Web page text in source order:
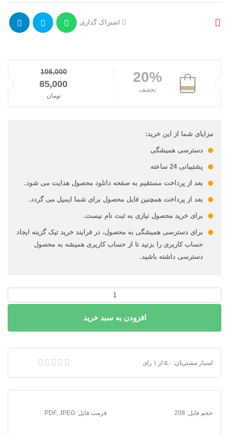
اشتراک گذاری
20%
تخفیف
106,000
قیمت اصلی: 106,000تومان بود.
85,000
تومان
مزایای شما از این خرید:
دسترسی همیشگی
پشتیبانی 24 ساعته
بعد از پرداخت مستقیم به صفحه دانلود محصول هدایت می شود.
بعد از پرداخت همچنین فایل محصول برای شما ایمیل می گردد.
برای خرید محصول نیازی به ثبت نام نیست.
برای دسترسی همیشگی به محصول، در فرایند خرید تیک گزینه ایجاد
حساب کاربری را بزنید تا از حساب کاریری همیشه به محصول
دسترسی داشته باشید.
طرح
و
جامع
)
شهر
1392
افزودن به سبد خرید
دانلود طرح توسعه و عمران ( جامع ) شهر قطور 1392 + آلبوم نقشه ها
امتیاز مشتریان: ۵,۰ از ۱ رای
حجم فایل: 208 فرمت فایل:
PDF, JPEG